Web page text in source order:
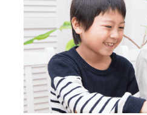
◆ 置いていかない「個別コー
お子さまの個性や理解度に合
納得いくまで自分の作品作りに
◆ 算数や国語にも通じる「思考
プログラミングで養われる「順
数や国語など学校の勉強すべて
なります。